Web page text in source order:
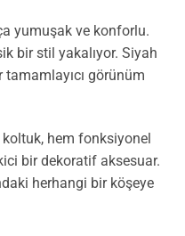
yumuşak ve konforlu.
bir stil yakalıyor. Siyah
görünüm
hem fonksiyonel
bir dekoratif aksesuar.
herhangi bir köşeye